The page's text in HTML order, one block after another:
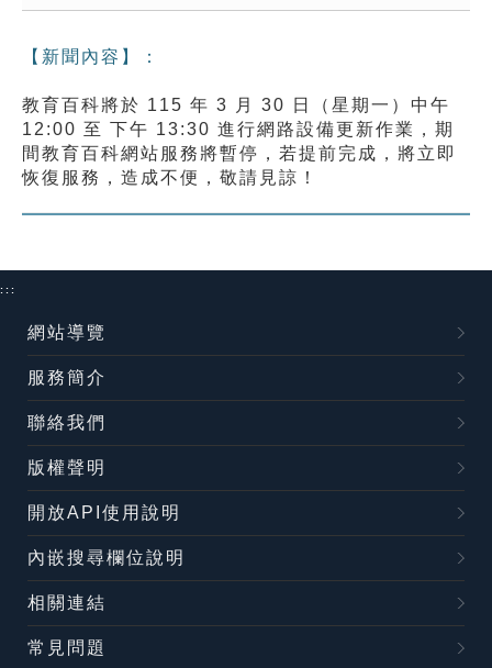
成語故事
索引選單
單字索引
生命大百科索引
遊戲專區
教學應用
貓頭鷹博士
【新聞內容】：
教育百科將於 115 年 3 月 30 日（星期一）中午
12:00 至 下午 13:30 進行網路設備更新作業，期
間教育百科網站服務將暫停，若提前完成，將立即
恢復服務，造成不便，敬請見諒！
:::
網站導覽
服務簡介
聯絡我們
版權聲明
開放API使用說明
內嵌搜尋欄位說明
相關連結
常見問題